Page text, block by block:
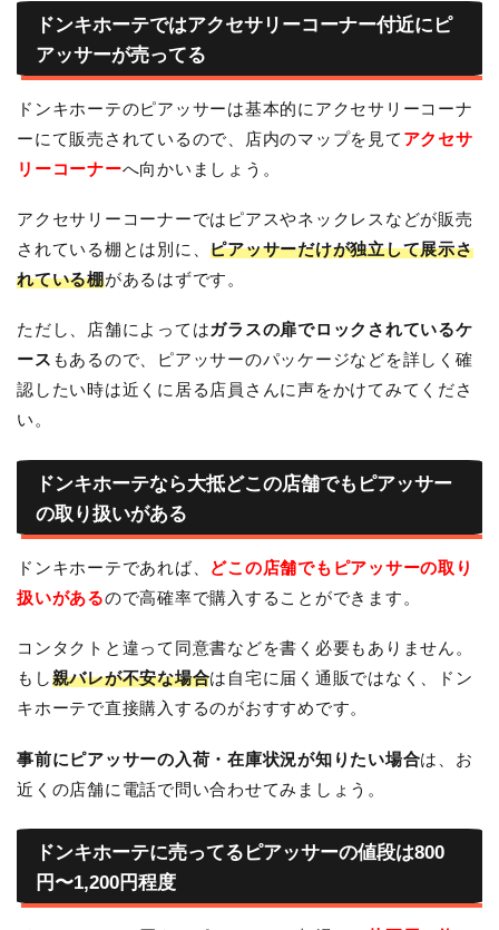
ドンキホーテではアクセサリーコーナー付近にピ
アッサーが売ってる
ドンキホーテのピアッサーは基本的にアクセサリーコーナ
ーにて販売されているので、店内のマップを見て アクセサ
リーコーナーへ向かいましょう。
アクセサリーコーナーではピアスやネックレスなどが販売
されている棚とは別に、 ピアッサーだけが独立して展示さ
れている棚があるはずです。
ただし、店舗によってはガラスの扉でロックされているケ
ース もあるので、ピアッサーのパッケージなどを詳しく確
認したい時は近くに居る店員さんに声をかけてみてくださ
い。
ドンキホーテなら大抵どこの店舗でもピアッサー
の取り扱いがある
ドンキホーテであれば、 どこの店舗でもピアッサーの取り
扱いがあるので高確率で購入することができます。
コンタクトと違って同意書などを書く必要もありません。
もし親バレが不安な場合は自宅に届く通販ではなく、ドン
キホーテで直接購入するのがおすすめです。
事前にピアッサーの入荷・在庫状況が知りたい場合は、お
近くの店舗に電話で問い合わせてみましょう。
ドンキホーテに売ってるピアッサーの値段は800
円〜1,200円程度